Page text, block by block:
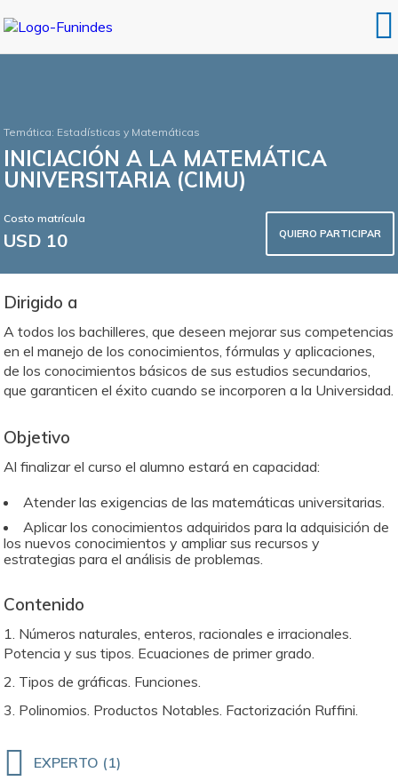
Temática: Estadísticas y Matemáticas
INICIACIÓN A LA MATEMÁTICA
UNIVERSITARIA (CIMU)
Costo matrícula
USD 10 QUIERO PARTICIPAR
Dirigido a
A todos los bachilleres, que deseen mejorar sus competencias
en el manejo de los conocimientos, fórmulas y aplicaciones,
de los conocimientos básicos de sus estudios secundarios,
que garanticen el éxito cuando se incorporen a la Universidad.
Objetivo
Al finalizar el curso el alumno estará en capacidad:
Atender las exigencias de las matemáticas universitarias.
Aplicar los conocimientos adquiridos para la adquisición de
los nuevos conocimientos y ampliar sus recursos y
estrategias para el análisis de problemas.
Contenido
1. Números naturales, enteros, racionales e irracionales.
Potencia y sus tipos. Ecuaciones de primer grado.
2. Tipos de gráficas. Funciones.
3. Polinomios. Productos Notables. Factorización Ruffini.
EXPERTO (1)